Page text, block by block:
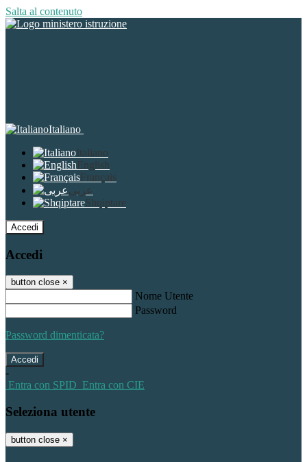
Salta al contenuto
Italiano
Italiano
English
Français
عربى
Shqiptare
Accedi
Accedi
button close ×
Nome Utente
Password
Password dimenticata?
-
Entra con SPID Entra con CIE
Seleziona utente
button close ×